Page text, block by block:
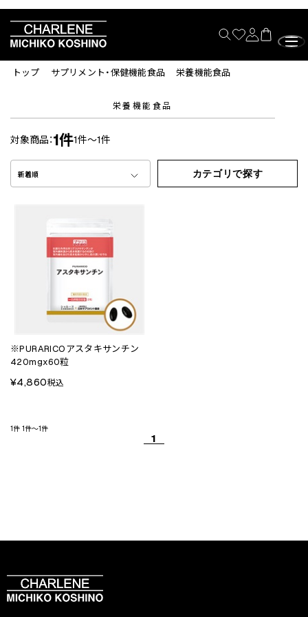
トップ サプリメント・保健機能食品 栄養機能食品
栄養機能食品
対象商品：1件1件～1件
新着順 カテゴリで探す
※PURARICOアスタキサンチン
420mgx60粒
¥4,860税込
1件 1件～1件
1